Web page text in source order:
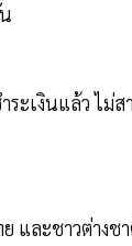
ะเงินแล้ว ไม่ส
และชาวต่างช